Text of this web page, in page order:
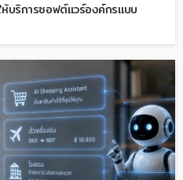
ริการซอฟต์แวร์องค์กรแบบ